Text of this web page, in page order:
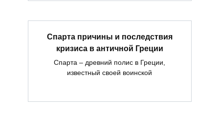
Спарта причины и последствия
кризиса в античной Греции
Спарта – древний полис в Греции,
известный своей воинской